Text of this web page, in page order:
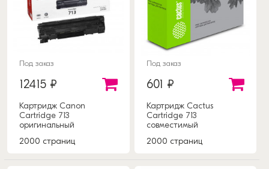
Под заказ
12415 ₽
Картридж Canon
Cartridge 713
оригинальный
2000 страниц
Под заказ
601 ₽
Картридж Cactus
Cartridge 713
совместимый
2000 страниц